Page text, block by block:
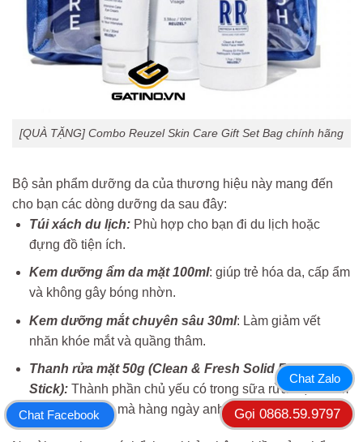
[QUÀ TẶNG] Combo Reuzel Skin Care Gift Set Bag chính hãng
Bộ sản phẩm dưỡng da của thương hiệu này mang đến
cho bạn các dòng dưỡng da sau đây:
Túi xách du lịch: Phù hợp cho bạn đi du lịch hoặc
đựng đồ tiện ích.
Kem dưỡng ẩm da mặt 100ml: giúp trẻ hóa da, cấp ẩm
và không gây bóng nhờn.
Kem dưỡng mắt chuyên sâu 30ml: Làm giảm vết
nhăn khóe mắt và quầng thâm.
Thanh rửa mặt 50g (Clean & Fresh Solid Face Wash
Stick):Thành phần chủ yếu có trong sữa rửa mặt nhằm
loại bỏ bụi bẩn mà hàng ngày anh em tiếp xúc.
Chat Zalo
Chat Facebook Gọi 0868.59.9797